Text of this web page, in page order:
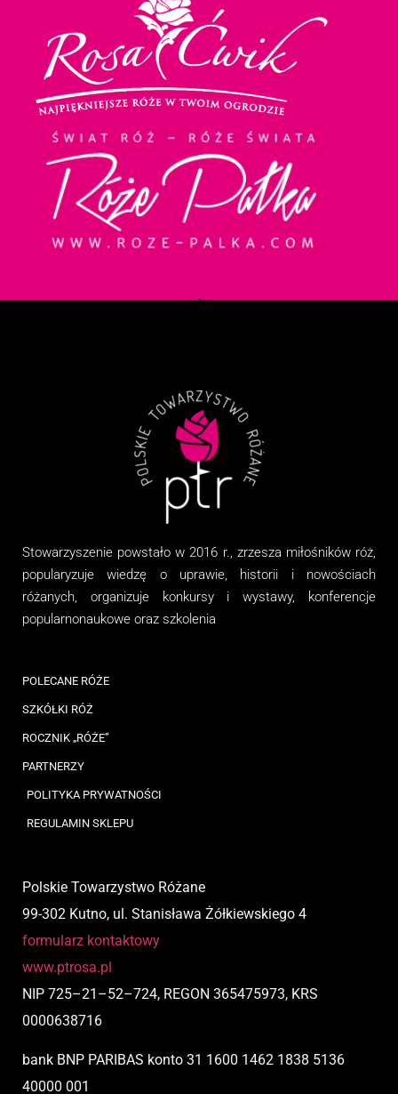
Stowarzyszenie powstało w 2016 r., zrzesza miłośników róż,
popularyzuje wiedzę o uprawie, historii i nowościach
różanych, organizujekonkursy i wystawy, konferencje
popularnonaukowe oraz szkolenia
POLECANE RÓŻE
SZKÓŁKI RÓŻ
ROCZNIK „RÓŻE”
PARTNERZY
POLITYKA PRYWATNOŚCI
REGULAMIN SKLEPU
Polskie Towarzystwo Różane
99-302 Kutno, ul. Stanisława Żółkiewskiego 4
formularz kontaktowy
www.ptrosa.pl
NIP 725–21 –52–724, REGON 365475973, KRS
0000638716
bank BNP PARIBAS konto 31 1600 1462 1838 5136
40000 001